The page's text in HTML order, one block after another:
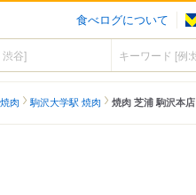
食べログについて
肉 駒沢大学駅 焼肉 焼肉 芝浦 駒沢本店